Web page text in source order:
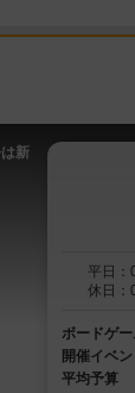
新
平日：
休日：
ボードゲ
開催イベン
平均予算